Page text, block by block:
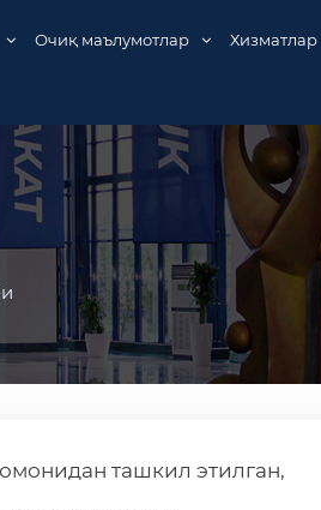
Очиқ маълумотлар Хизматлар
ташкил этилган,